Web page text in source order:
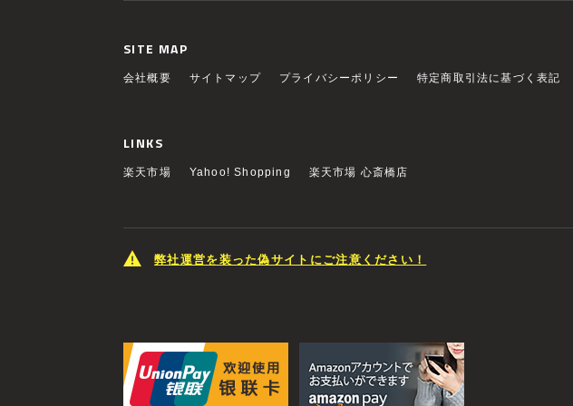
SITE MAP
会社概要 サイトマップ プライバシーポリシー 特定商取引法に基づく表記
LINKS
楽天市場 Yahoo! Shopping 楽天市場 心斎橋店
弊社運営を装った偽サイトにご注意ください！